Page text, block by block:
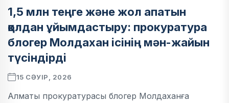
1,5 млн теңге және жол апатын
қолдан ұйымдастыру: прокуратура
блогер Молдахан ісінің мән-жайын
түсіндірді
15 СӘУІР, 2026
Алматы прокуратурасы блогер Молдаханға